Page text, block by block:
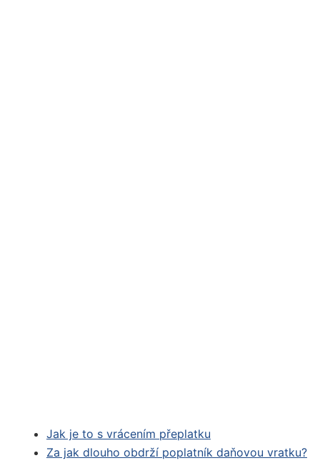
Jak je to s vrácením přeplatku
Za jak dlouho obdrží poplatník daňovou vratku?